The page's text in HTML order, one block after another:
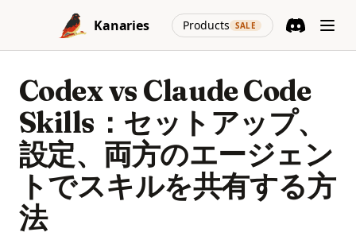
Skip to content
Kanaries
Products SALE
(opens in a
Codex vs Claude Code
Skills：セットアップ、
設定、両方のエージェン
トでスキルを共有する方
法